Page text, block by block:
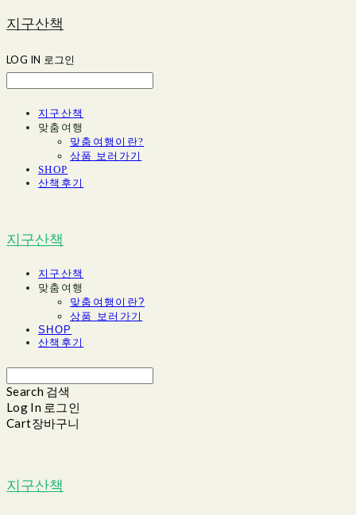
지구산책
LOG IN 로그인
지구산책
맞춤여행
맞춤여행이란?
상품 보러가기
SHOP
산책후기
지구산책
지구산책
맞춤여행
맞춤여행이란?
상품 보러가기
SHOP
산책후기
Search 검색
Log In 로그인
Cart장바구니
지구산책